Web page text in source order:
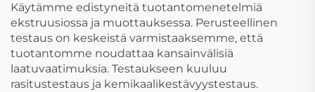
Käytämme edistyneitä tuotantomenetelmiä
ekstruusiossa ja muottauksessa. Perusteellinen
testaus on keskeistä varmistaaksemme, että
tuotantomme noudattaa kansainvälisiä
laatuvaatimuksia. Testaukseen kuuluu
rasitustestaus ja kemikaalikestävyystestaus.